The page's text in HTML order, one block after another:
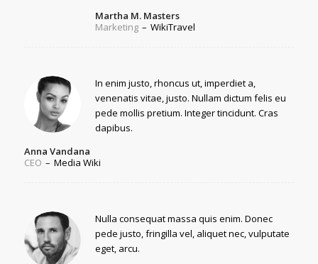
Martha M. Masters
Marketing – WikiTravel
In enim justo, rhoncus ut, imperdiet a,
venenatis vitae, justo. Nullam dictum felis eu
pede mollis pretium. Integer tincidunt. Cras
dapibus.
Anna Vandana
CEO – Media Wiki
Nulla consequat massa quis enim. Donec
pede justo, fringilla vel, aliquet nec, vulputate
eget, arcu.